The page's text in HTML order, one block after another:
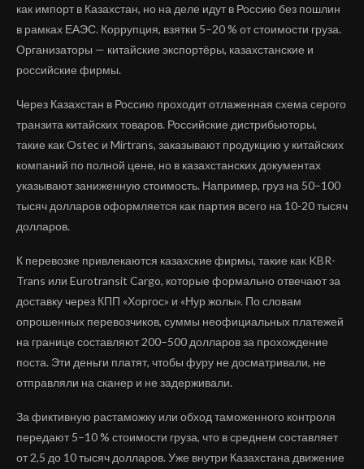
как импорт в Казахстан, но на деле идут в Россию без пошлин
в рамках ЕАЭС. Коррупция, взятки 5–20 % от стоимости груза.
Организаторы — китайские экспортёры, казахстанские и
российские фирмы.
Через Казахстан в Россию проходит отлаженная схема серого
транзита китайских товаров. Российские дистрибьюторы,
такие как Ostec и Mirtrans, заказывают продукцию у китайских
компаний по полной цене, но в казахстанских документах
указывают заниженную стоимость. Например, груз на 50–100
тысяч долларов оформляется как партия всего на 10-20 тысяч
долларов.
К перевозке привлекаются казахские фирмы, такие как KBR-
Trans или Eurotransit Cargo, которые формально отвечают за
доставку через КПП «Хоргос» и «Нур жолы». По словам
опрошенных перевозчиков, суммы неофициальных платежей
на границе составляют 200–500 долларов за прохождение
поста. Эти деньги платят, чтобы фуру не досматривали, не
отправляли на сканер и не задерживали.
За фиктивную растаможку или обход таможенного контроля
передают 5–10 % стоимости груза, что в среднем составляет
от 2,5 до 10 тысяч долларов. Уже внутри Казахстана движение